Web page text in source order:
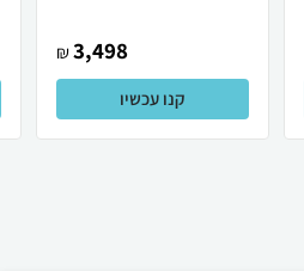
3,498
₪
קנו עכשיו